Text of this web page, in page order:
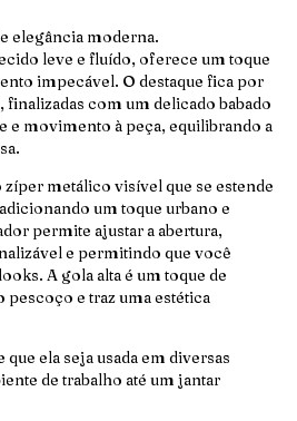
elegância moderna.
leve e fluído, oferece um toque
impecável. O destaque fica por
finalizadas com um delicado babado
e movimento à peça, equilibrando a
metálico visível que se estende
um toque urbano e
permite ajustar a abertura,
e permitindo que você
A gola alta é um toque de
pescoço e traz uma estética
ela seja usada em diversas
de trabalho até um jantar